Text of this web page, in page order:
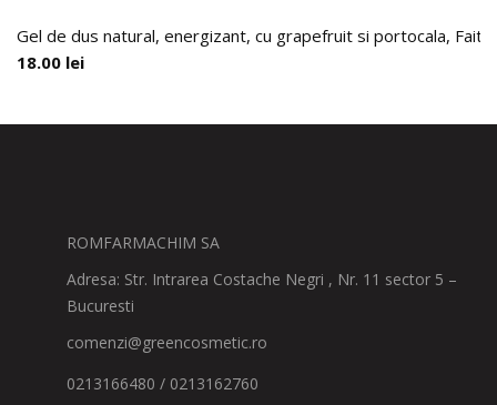
Gel de dus natural, energizant, cu grapefruit si portocala,
18.00 lei
ROMFARMACHIM SA
Adresa: Str. Intrarea Costache Negri , Nr. 11 sector 5 –
Bucuresti
comenzi@greencosmetic.ro
0213166480 / 0213162760